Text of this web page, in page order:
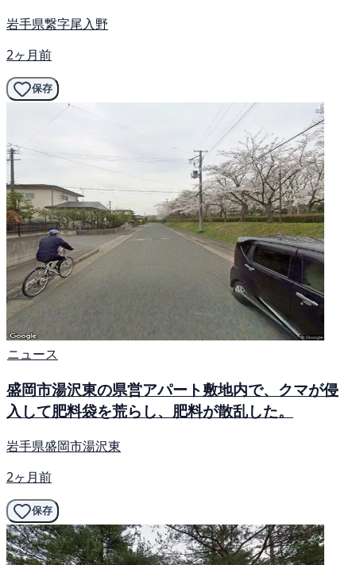
岩手県繋字尾入野
2ヶ月前
保存
ニュース
盛岡市湯沢東の県営アパート敷地内で、クマが侵
入して肥料袋を荒らし、肥料が散乱した。
岩手県盛岡市湯沢東
2ヶ月前
保存